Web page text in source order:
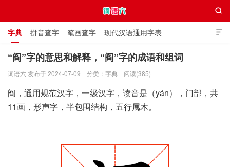

字典 拼音查字 笔画查字 现代汉语通用字表
通用规范汉字表 叠字大全 独体字大全 极简英语词典

“阎”字的意思和解释，“阎”字的成语和组词
词语六 发布于 2024-07-09 分类： 字典 阅读(385)
阎，通用规范汉字，一级汉字，读音是（yán），门部，共
11画，形声字，半包围结构，五行属木。